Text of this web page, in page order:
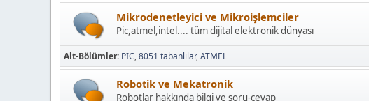
Mikrodenetleyici ve Mikroişlemciler
Pic,atmel,intel.... tüm dijital elektronik dünyası
Alt-Bölümler PIC 8051 tabanlılar ATMEL
Robotik ve Mekatronik
Robotlar hakkında bilgi ve soru-cevap